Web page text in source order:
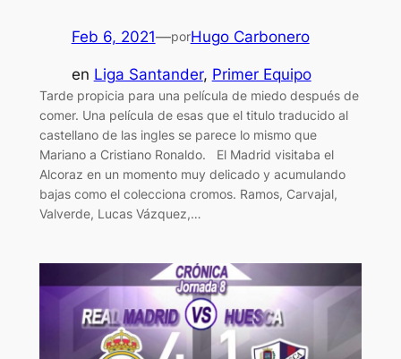
Feb 6, 2021—porHugo Carbonero
en Liga Santander, Primer Equipo
Tarde propicia para una película de miedo después de
comer. Una película de esas que el titulo traducido al
castellano de las ingles se parece lo mismo que
Mariano a Cristiano Ronaldo. El Madrid visitaba el
Alcoraz en un momento muy delicado y acumulando
bajas como el colecciona cromos. Ramos, Carvajal,
Valverde, Lucas Vázquez,…